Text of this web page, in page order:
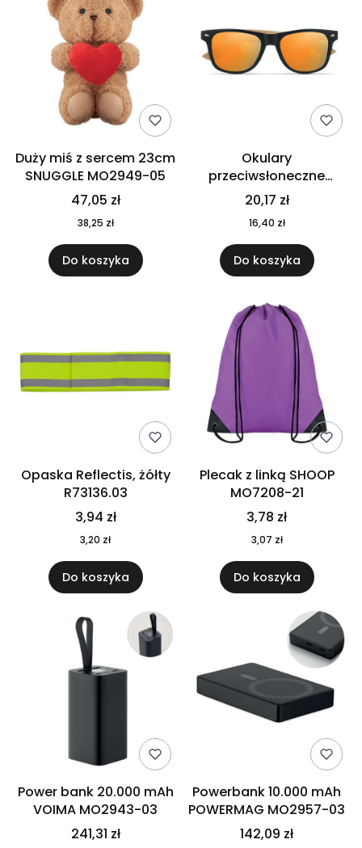
Duży miś z sercem 23cm
SNUGGLE MO2949-05
47,05 zł
38,25 zł
Do koszyka
Okulary
przeciwsłoneczne
CALIFORNIA TOUCH
MO9617-10
20,17 zł
16,40 zł
Do koszyka
Opaska Reflectis, żółty
R73136.03
3,94 zł
3,20 zł
Do koszyka
Plecak z linką SHOOP
MO7208-21
3,78 zł
3,07 zł
Do koszyka
Power bank 20.000 mAh
VOIMA MO2943-03
241,31 zł
Powerbank 10.000 mAh
POWERMAG MO2957-03
142,09 zł